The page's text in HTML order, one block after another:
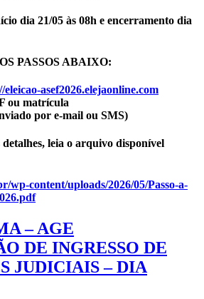
dia 21/05 às 08h e encerramento dia
PASSOS ABAIXO:
eleicao-asef2026.elejaonline.com
ou matrícula
por e-mail ou SMS)
detalhes, leia o arquivo disponível
wp-content/uploads/2026/05/Passo-a-
– AGE
DE INGRESSO DE
JUDICIAIS – DIA